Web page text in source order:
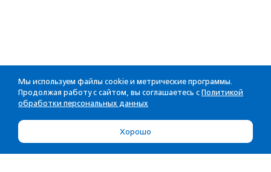
Мы используем файлы cookie и метрические программы.
Продолжая работу с сайтом, вы соглашаетесь с Политикой
обработки персональных данных
Хорошо